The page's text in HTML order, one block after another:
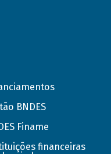
BNDES
Finame
financeiras